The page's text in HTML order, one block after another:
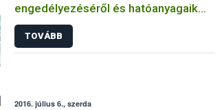
engedélyezéséről és hatóanyagaik
vizsgálatáról
TOVÁBB
2016. július 6., szerda